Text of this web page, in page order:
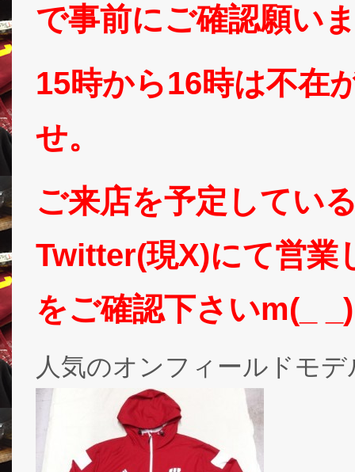
で事前にご確認願い
15時から16時は不在
せ。
ご来店を予定してい
Twitter(現X)にて営業
をご確認下さいm(_
人気のオンフィールドモ